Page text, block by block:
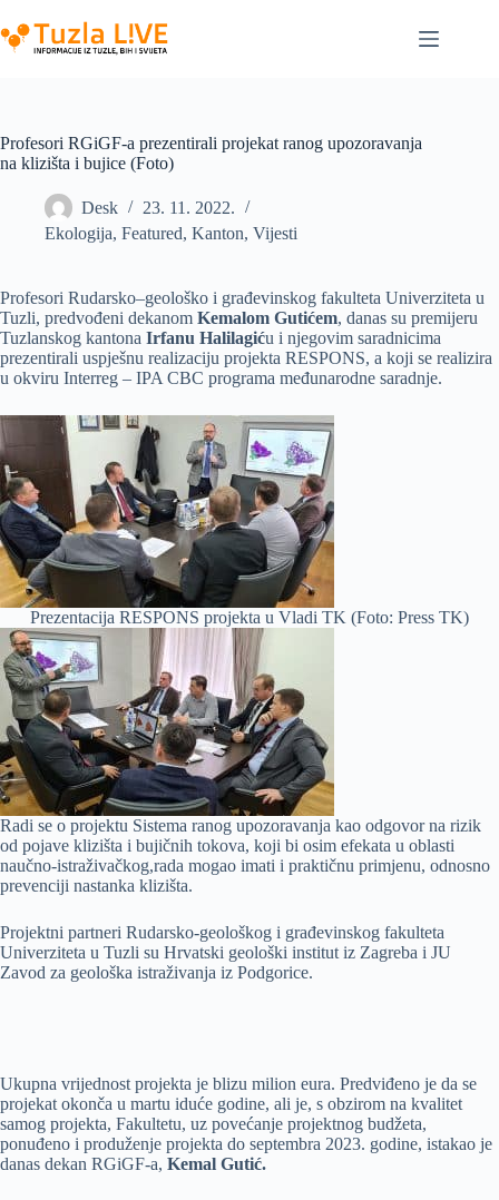
to
content
Profesori RGiGF-a prezentirali projekat ranog upozoravanja
na klizišta i bujice (Foto)
Desk
23. 11. 2022.
Ekologija, Featured, Kanton, Vijesti
Profesori Rudarsko–geološko i građevinskog fakulteta Univerziteta u
Tuzli, predvođeni dekanom Kemalom Gutićem, danas su premijeru
Tuzlanskog kantona Irfanu Halilagiću i njegovim saradnicima
prezentirali uspješnu realizaciju projekta RESPONS, a koji se realizira
u okviru Interreg – IPA CBC programa međunarodne saradnje.
Prezentacija RESPONS projekta u Vladi TK (Foto: Press TK)
Radi se o projektu Sistema ranog upozoravanja kao odgovor na rizik
od pojave klizišta i bujičnih tokova, koji bi osim efekata u oblasti
naučno-istraživačkog,rada mogao imati i praktičnu primjenu, odnosno
prevenciji nastanka klizišta.
Projektni partneri Rudarsko-geološkog i građevinskog fakulteta
Univerziteta u Tuzli su Hrvatski geološki institut iz Zagreba i JU
Zavod za geološka istraživanja iz Podgorice.
Ukupna vrijednost projekta je blizu milion eura. Predviđeno je da se
projekat okonča u martu iduće godine, ali je, s obzirom na kvalitet
samog projekta, Fakultetu, uz povećanje projektnog budžeta,
ponuđeno i produženje projekta do septembra 2023. godine, istakao je
danas dekan RGiGF-a, Kemal Gutić.